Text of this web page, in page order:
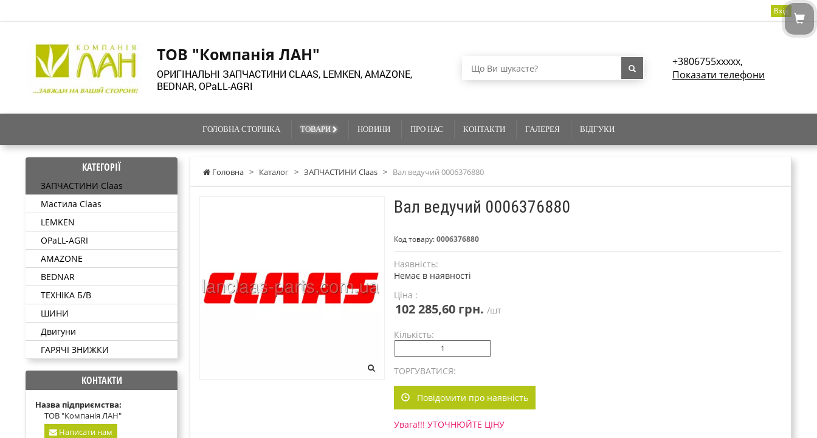
Вхід
ТОВ "Компанія ЛАН"
ОРИГІНАЛЬНІ ЗАПЧАСТИНИ CLAAS, LEMKEN, AMAZONE,
BEDNAR, OPaLL-AGRI
+3806755xxxxx,
Показати телефони
ГОЛОВНА СТОРІНКА ТОВАРИ НОВИНИ ПРО НАС КОНТАКТИ ГАЛЕРЕЯ ВІДГУКИ
Головна > Каталог > ЗАПЧАСТИНИ Claas > Вал ведучий 0006376880
Вал ведучий 0006376880
Код товару:0006376880
Наявність:
Немає в наявності
Ціна :
102 285,60 грн. /шт
Кількість:
ТОРГУВАТИСЯ:
Повідомити про наявність
Увага!!! УТОЧНЮЙТЕ ЦІНУ
КАТЕГОРІЇ
ЗАПЧАСТИНИ Claas
Мастила Claas
LEMKEN
OPaLL-AGRI
AMAZONE
BEDNAR
ТЕХНІКА Б/В
ШИНИ
Двигуни
ГАРЯЧІ ЗНИЖКИ
КОНТАКТИ
Назва підприємства:
ТОВ "Компанія ЛАН"
Написати нам